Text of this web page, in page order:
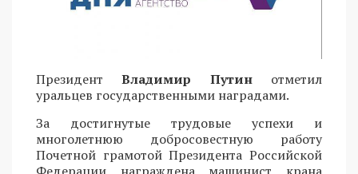
ПрезидентВладимир Путин отметил
уральцев государственными наградами.
За достигнутые трудовые успехи и
многолетнюю добросовестную работу
Почетной грамотой Президента Российской